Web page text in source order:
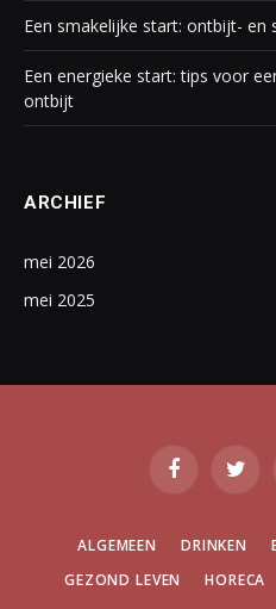
Een smakelijke start: ontbijt- en
Een energieke start: tips voor
ontbijt
ARCHIEF
mei 2026
mei 2025
FacebookTwitter
ALGEMEEN DRINKEN
GEZOND LEVEN
HORECA